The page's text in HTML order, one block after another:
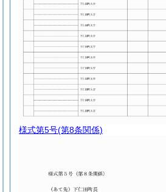
様式第5号(第8条関係)